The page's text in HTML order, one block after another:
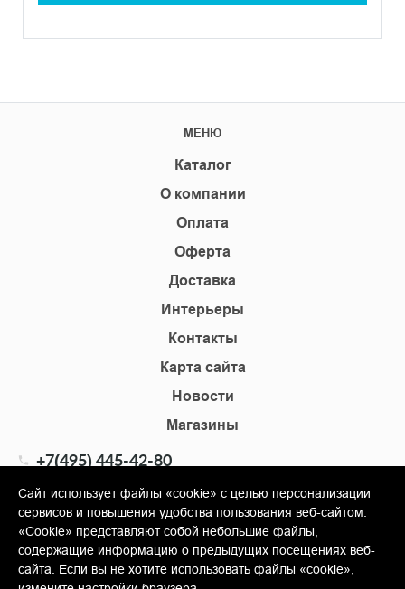
МЕНЮ
Каталог
О компании
Оплата
Оферта
Доставка
Интерьеры
Контакты
Карта сайта
Новости
Магазины
+7(495) 445-42-80
info@shopkm.ru
© Copyright 2013-2026 KERAMA MARAZZI, ООО «Гамма
Керамика»
Сайт использует файлы «cookie» с целью персонализации
сервисов и повышения удобства пользования веб-сайтом.
«Cookie» представляют собой небольшие файлы,
содержащие информацию о предыдущих посещениях веб-
сайта. Если вы не хотите использовать файлы «cookie»,